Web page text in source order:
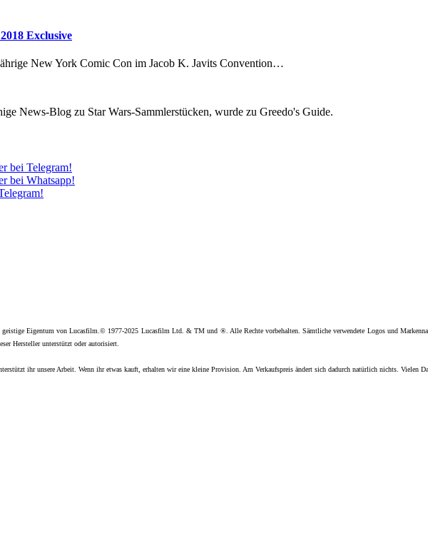
Exclusive
New York Comic Con im Jacob K. Javits Convention…
News-Blog zu Star Wars-Sammlerstücken, wurde zu Greedo's Guide.
bei Telegram!
bei Whatsapp!
geistige Eigentum von Lucasfilm.© 1977-2025 Lucasfilm Ltd. & TM und ®. Alle Rechte vorbehalten. Sämtliche verwendete Logos und
Hersteller unterstützt oder autorisiert.
ihr unsere Arbeit. Wenn ihr etwas kauft, erhalten wir eine kleine Provision. Am Verkaufspreis ändert sich dadurch natürlich nichts. Vielen